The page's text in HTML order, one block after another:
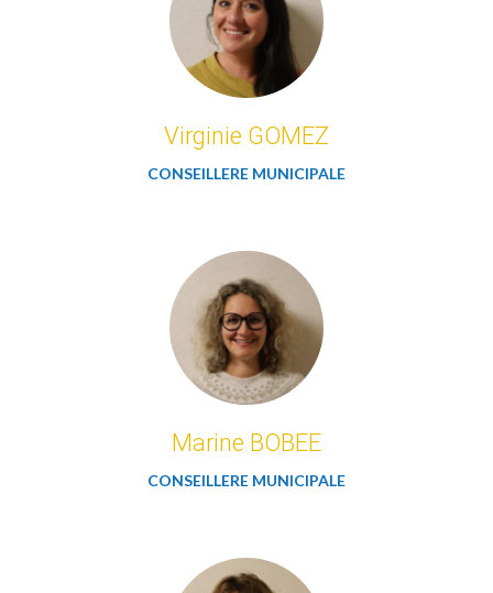
Virginie GOMEZ
CONSEILLERE MUNICIPALE
Marine BOBEE
CONSEILLERE MUNICIPALE